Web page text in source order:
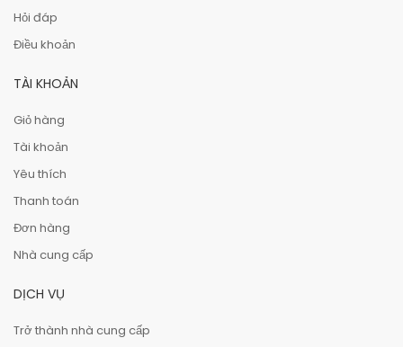
Hỏi đáp
Điều khoản
TÀI KHOẢN
Giỏ hàng
Tài khoản
Yêu thích
Thanh toán
Đơn hàng
Nhà cung cấp
DỊCH VỤ
Trở thành nhà cung cấp